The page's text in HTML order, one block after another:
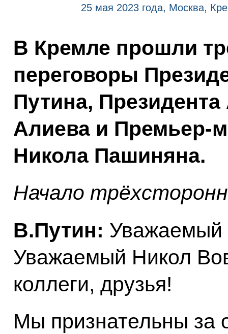
25 мая 2023 года, Москва,
В Кремле прошли
переговоры
Путина,
Алиева и Премьер-
Никола Пашиняна.
Начало
В.Путин: Уважаемый
Уважаемый Никол
коллеги, друзья!
Мы признательны за